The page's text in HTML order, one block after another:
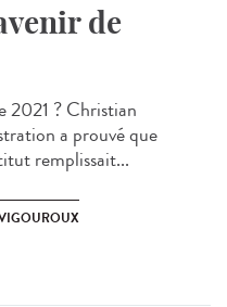
de
2021 ? Christian
a prouvé que
remplissait...